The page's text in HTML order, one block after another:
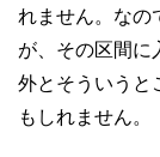
れません。なの
が、その区間
外とそういうと
もしれません。